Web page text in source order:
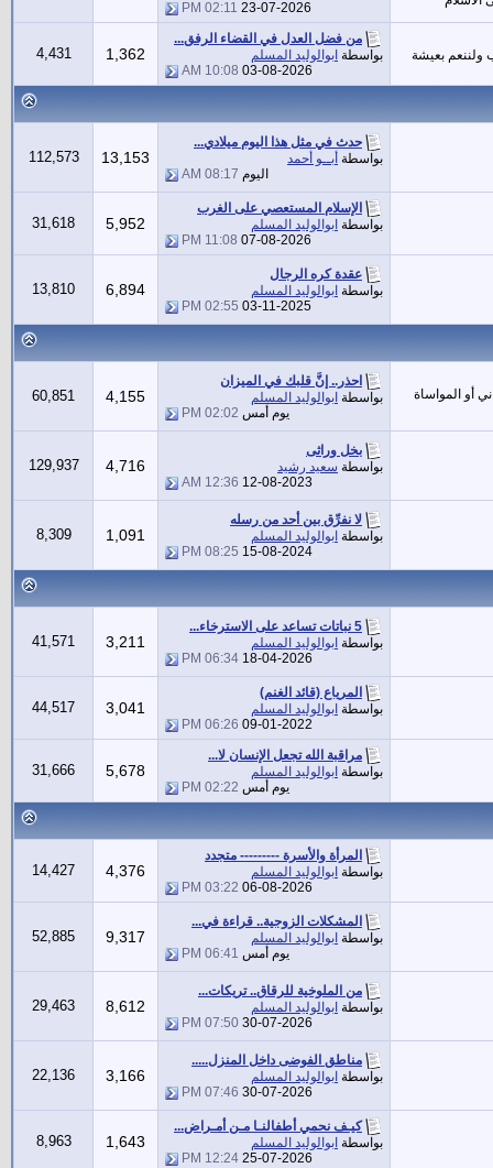
23-07-2026
02:11 PM
ولننعم بعيشة
من فضل العدل في القضاء الرفق...
بواسطة ابوالوليد المسلم
03-08-2026
10:08 AM
1,362
4,431
حدث في مثل هذا اليوم ميلادي...
بواسطة أبــو أحمد
اليوم 08:17 AM
13,153
112,573
الإسلام المستعصي على الغرب
بواسطة ابوالوليد المسلم
07-08-2026
11:08 PM
5,952
31,618
عقدة كره الرجال
بواسطة ابوالوليد المسلم
03-11-2025
02:55 PM
6,894
13,810
أو المواساة
احذر.. إنَّ قلبك في الميزان
بواسطة ابوالوليد المسلم
يوم أمس 02:02 PM
4,155
60,851
بخل وراثى
بواسطة سعيد رشيد
12-08-2023
12:36 AM
4,716
129,937
لا نفرِّق بين أحد من رسله
بواسطة ابوالوليد المسلم
15-08-2024
08:25 PM
1,091
8,309
5 نباتات تساعد على الاسترخاء...
بواسطة ابوالوليد المسلم
18-04-2026
06:34 PM
3,211
41,571
المرياع (قائد الغنم)
بواسطة ابوالوليد المسلم
09-01-2022
06:26 PM
3,041
44,517
مراقبة الله تجعل الإنسان لا...
بواسطة ابوالوليد المسلم
يوم أمس 02:22 PM
5,678
31,666
المرأة والأسرة --------- متجدد
بواسطة ابوالوليد المسلم
06-08-2026
03:22 PM
4,376
14,427
المشكلات الزوجية.. قراءة في...
بواسطة ابوالوليد المسلم
يوم أمس 06:41 PM
9,317
52,885
من الملوخية للرقاق.. تريكات...
بواسطة ابوالوليد المسلم
30-07-2026
07:50 PM
8,612
29,463
مناطق الفوضى داخل المنزل.....
بواسطة ابوالوليد المسلم
30-07-2026
07:46 PM
3,166
22,136
كيـف نحمي أطفالنـا مـن أمـراض...
بواسطة ابوالوليد المسلم
25-07-2026
12:24 PM
1,643
8,963